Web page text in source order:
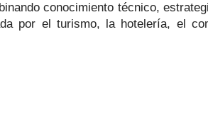
conocimiento técnico,
por el turismo, la hotelería, el